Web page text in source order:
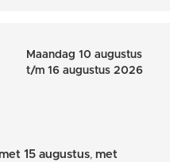
Maandag 10 augustus
t/m 16 augustus 2026
15 augustus, met